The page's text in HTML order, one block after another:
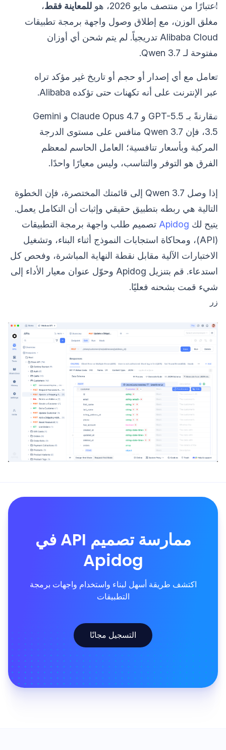
اعتبارًا من منتصف مايو 2026، هو للمعاينة فقط،
مغلق الوزن، مع إطلاق وصول واجهة برمجة تطبيقات
Alibaba Cloud تدريجياً. لم يتم شحن أي أوزان
مفتوحة لـ Qwen 3.7.
تعامل مع أي إصدار أو حجم أو تاريخ غير مؤكد تراه
عبر الإنترنت على أنه تكهنات حتى تؤكده Alibaba.
مقارنةً بـ GPT-5.5 و Claude Opus 4.7 و Gemini
3.5، فإن Qwen 3.7 منافس على مستوى الدرجة
المركبة وبأسعار تنافسية؛ العامل الحاسم لمعظم
الفرق هو التوفر والتناسب، وليس معيارًا واحدًا.
إذا وصل Qwen 3.7 إلى قائمتك المختصرة، فإن الخطوة
التالية هي ربطه بتطبيق حقيقي وإثبات أن التكامل يعمل.
يتيح لك Apidog تصميم طلب واجهة برمجة التطبيقات
(API)، ومحاكاة استجابات النموذج أثناء البناء، وتشغيل
الاختبارات الآلية مقابل نقطة النهاية المباشرة، وفحص كل
استدعاء. قم بتنزيل Apidog وحوّل عنوان معيار الأداء إلى
شيء قمت بشحنه فعليًا.
زر
ممارسة تصميم API في
Apidog
اكتشف طريقة أسهل لبناء واستخدام واجهات برمجة
التطبيقات
التسجيل مجانًا